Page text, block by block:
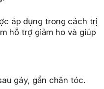
áp dụng trong cách trị
hỗ trợ giảm ho và giúp
gáy, gần chân tóc.